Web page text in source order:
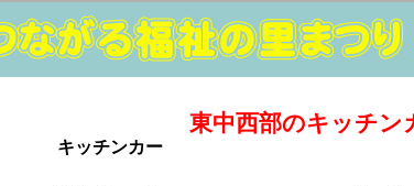
東中西部のキッチン
キッチンカー